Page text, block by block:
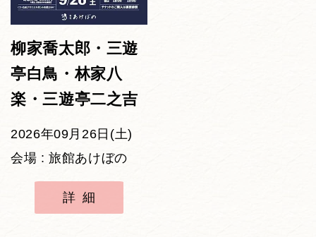
柳家喬太郎・三遊
亭白鳥・林家八
楽・三遊亭二之吉
2026年09月26日(土)
会場 : 旅館あけぼの
詳細